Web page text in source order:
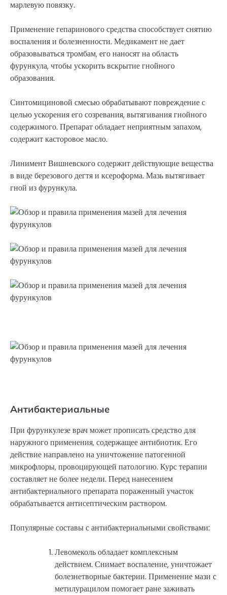
марлевую повязку.
Применение гепаринового средства способствует снятию
воспаления и болезненности. Медикамент не дает
образовываться тромбам, его наносят на область
фурункула, чтобы ускорить вскрытие гнойного
образования.
Синтомициновой смесью обрабатывают повреждение с
целью ускорения его созревания, вытягивания гнойного
содержимого. Препарат обладает неприятным запахом,
содержит касторовое масло.
Линимент Вишневского содержит действующие вещества
в виде березового дегтя и ксероформа. Мазь вытягивает
гной из фурункула.
Антибактериальные
При фурункулезе врач может прописать средство для
наружного применения, содержащее антибиотик. Его
действие направлено на уничтожение патогенной
микрофлоры, провоцирующей патологию. Курс терапии
составляет не более недели. Перед нанесением
антибактериального препарата пораженный участок
обрабатывается антисептическим раствором.
Популярные составы с антибактериальными свойствами:
Левомеколь обладает комплексным
действием. Снимает воспаление, уничтожает
болезнетворные бактерии. Применение мази с
метилурацилом помогает ране заживать